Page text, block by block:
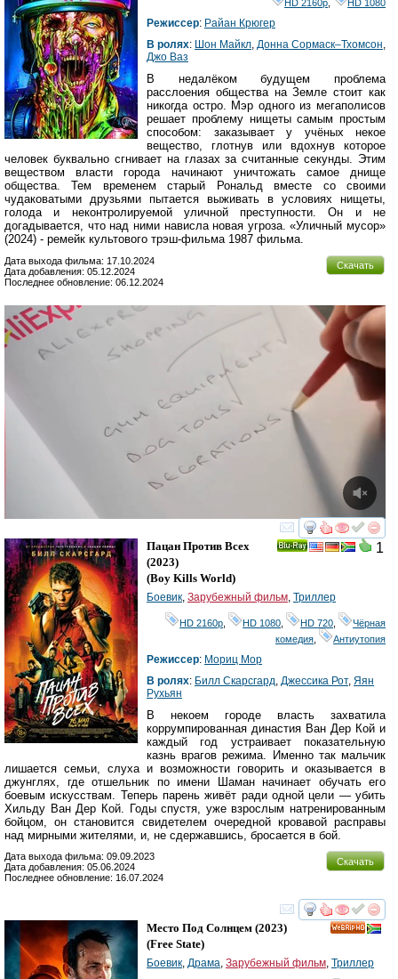
HD 2160р HD 1080
Режиссер: Райан Крюгер
В ролях: Шон Майкл, Донна Cормаcк–Тхомсон,
Джо Ваз
В недалёком будущем проблема
расслоения общества на Земле стоит как
никогда остро. Мэр одного из мегаполисов
решает проблему нищеты самым простым
способом: заказывает у учёных некое
вещество, глотнув или вдохнув которое
человек буквально сгнивает на глазах за считанные секунды. Этим
веществом власти города начинают уничтожать самое днище
общества. Тем временем старый Рональд вместе со своими
чудаковатыми друзьями пытается выживать в условиях нищеты,
голода и неконтролируемой уличной преступности. Он и не
догадывается, что над ними нависла новая угроза. «Уличный мусор»
(2024) - ремейк культового трэш-фильма 1987 фильма.
Скачать
Дата выхода фильма: 17.10.2024
Дата добавления: 05.12.2024
Последнее обновление: 06.12.2024
смотреть
1
Пацан Против Всех
(2023)
(Boy Kills World)
Боевик Зарубежный фильм Триллер
HD 2160р HD 1080 HD 720
Чёрная
комедия
Антиутопия
Режиссер: Мориц Мор
В ролях: Билл Скарсгард Джессика Рот, Яян
Рухьян
В некоем городе власть захватила
коррумпированная династия Ван Дер Кой и
каждый год устраивает показательную
казнь врагов режима. Именно так мальчик
лишается семьи, слуха и возможности говорить и оказывается в
джунглях, где отшельник по имени Шаман начинает обучать его
боевым искусствам. Теперь парень живёт ради одной цели — убить
Хильду Ван Дер Кой. Годы спустя, уже взрослым натренированным
бойцом, он становится свидетелем очередной кровавой расправы
над мирными жителями, и, не сдержавшись, бросается в бой.
Скачать
Дата выхода фильма: 09.09.2023
Дата добавления: 05.06.2024
Последнее обновление: 16.07.2024
смотреть
Место Под Солнцем (2023)
(Free State)
Боевик, Драма, Зарубежный фильм, Триллер